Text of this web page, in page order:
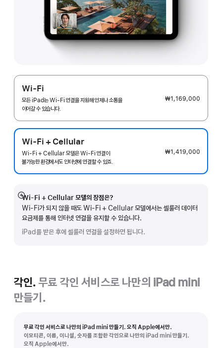
Wi-Fi
모든 iPad는 Wi-Fi 연결을 지원해 언제나 소통을
이어갈 수 있습니다.
₩1,169,000
Wi-Fi + Cellular
Wi-Fi + Cellular 모델은 Wi-Fi 연결이
불가능한 환경에서도 인터넷에 연결할 수 있죠.
₩1,419,000
Wi-Fi + Cellular 모델의 장점은?
Wi-Fi가 되지 않을 때도 Wi-Fi + Cellular 모델에서는 셀룰러 데이터
요금제를 통해 인터넷 연결을 유지할 수 있습니다.
iPad를 받은 후에 셀룰러 연결을 설정하면 됩니다.
자세히
보기
각인. 무료 각인 서비스로 나만의 iPad mini
만들기.
무료 각인 서비스로 나만의 iPad mini 만들기. 오직 Apple에서만.
이모티콘, 이름, 이니셜, 숫자를 조합한 각인으로 나만의 iPad mini 만들기.
오직 Apple에서만.